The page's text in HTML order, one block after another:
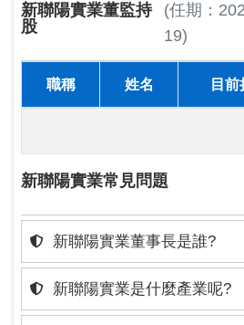
新聯陽實業董監持
股
(任期：
19)
職稱 姓名 目前
新聯陽實業常見問題
新聯陽實業董事長是誰?
新聯陽實業是什麼產業呢?